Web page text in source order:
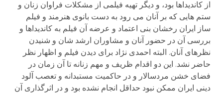
از کاندیداها بود، و دیگر تهیه فیلمی از مشکلات فراوان زنان و
ستم هایی که بر آنان می رود به دست بانوی هنرمند و فیلم
ساز ایران رخشان بنی اعتماد و عرضه آن فیلم به کاندیداها و
بررسی آن در حضور آنان و مشاوران ارشد شان و شنیدن
نظرهای آنان. البته احمدی نژاد برای دیدن فیلم و اظهار نظر
حاضر نشد. این دو اقدام ظریف و مهم زنانه تا آن زمان در
فضای خشن مردسالار و در حاکمیت مستبدانه و تعصب آلود
دینی ایران ممکن نبود حداقل انجام نشده بود و در اثرگذاری آن